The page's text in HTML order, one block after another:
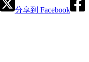
分享到 Facebook